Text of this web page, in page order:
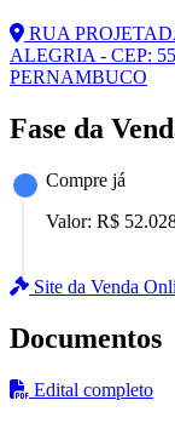
RUA
ALEGRIA - CEP:
PERNAMBUCO
Fase da
Compre já
Valor: R$
Site da Venda
Documentos
Edital completo